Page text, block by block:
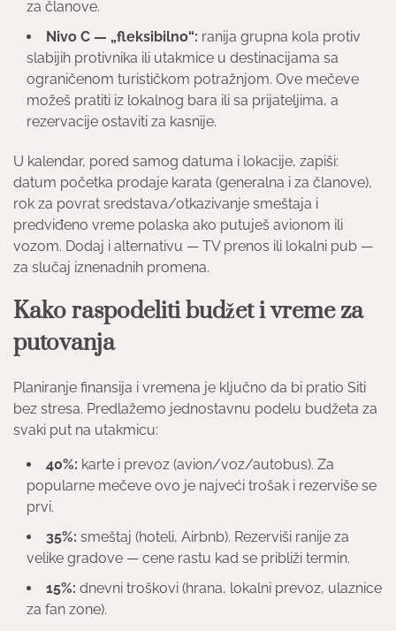
za članove.
Nivo C — „fleksibilno“: ranija grupna kola protiv
slabijih protivnika ili utakmice u destinacijama sa
ograničenom turističkom potražnjom. Ove mečeve
možeš pratiti iz lokalnog bara ili sa prijateljima, a
rezervacije ostaviti za kasnije.
U kalendar, pored samog datuma i lokacije, zapiši:
datum početka prodaje karata (generalna i za članove),
rok za povrat sredstava/otkazivanje smeštaja i
predviđeno vreme polaska ako putuješ avionom ili
vozom. Dodaj i alternativu — TV prenos ili lokalni pub —
za slučaj iznenadnih promena.
Kako raspodeliti budžet i vreme za
putovanja
Planiranje finansija i vremena je ključno da bi pratio Siti
bez stresa. Predlažemo jednostavnu podelu budžeta za
svaki put na utakmicu:
40%: karte i prevoz (avion/voz/autobus). Za
popularne mečeve ovo je najveći trošak i rezerviše se
prvi.
35%: smeštaj (hoteli, Airbnb). Rezerviši ranije za
velike gradove — cene rastu kad se približi termin.
15%: dnevni troškovi (hrana, lokalni prevoz, ulaznice
za fan zone).